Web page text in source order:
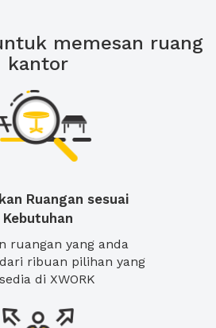
memesan ruang
kantor
Ruangan sesuai
Kebutuhan
ruangan yang anda
ribuan pilihan yang
di XWORK